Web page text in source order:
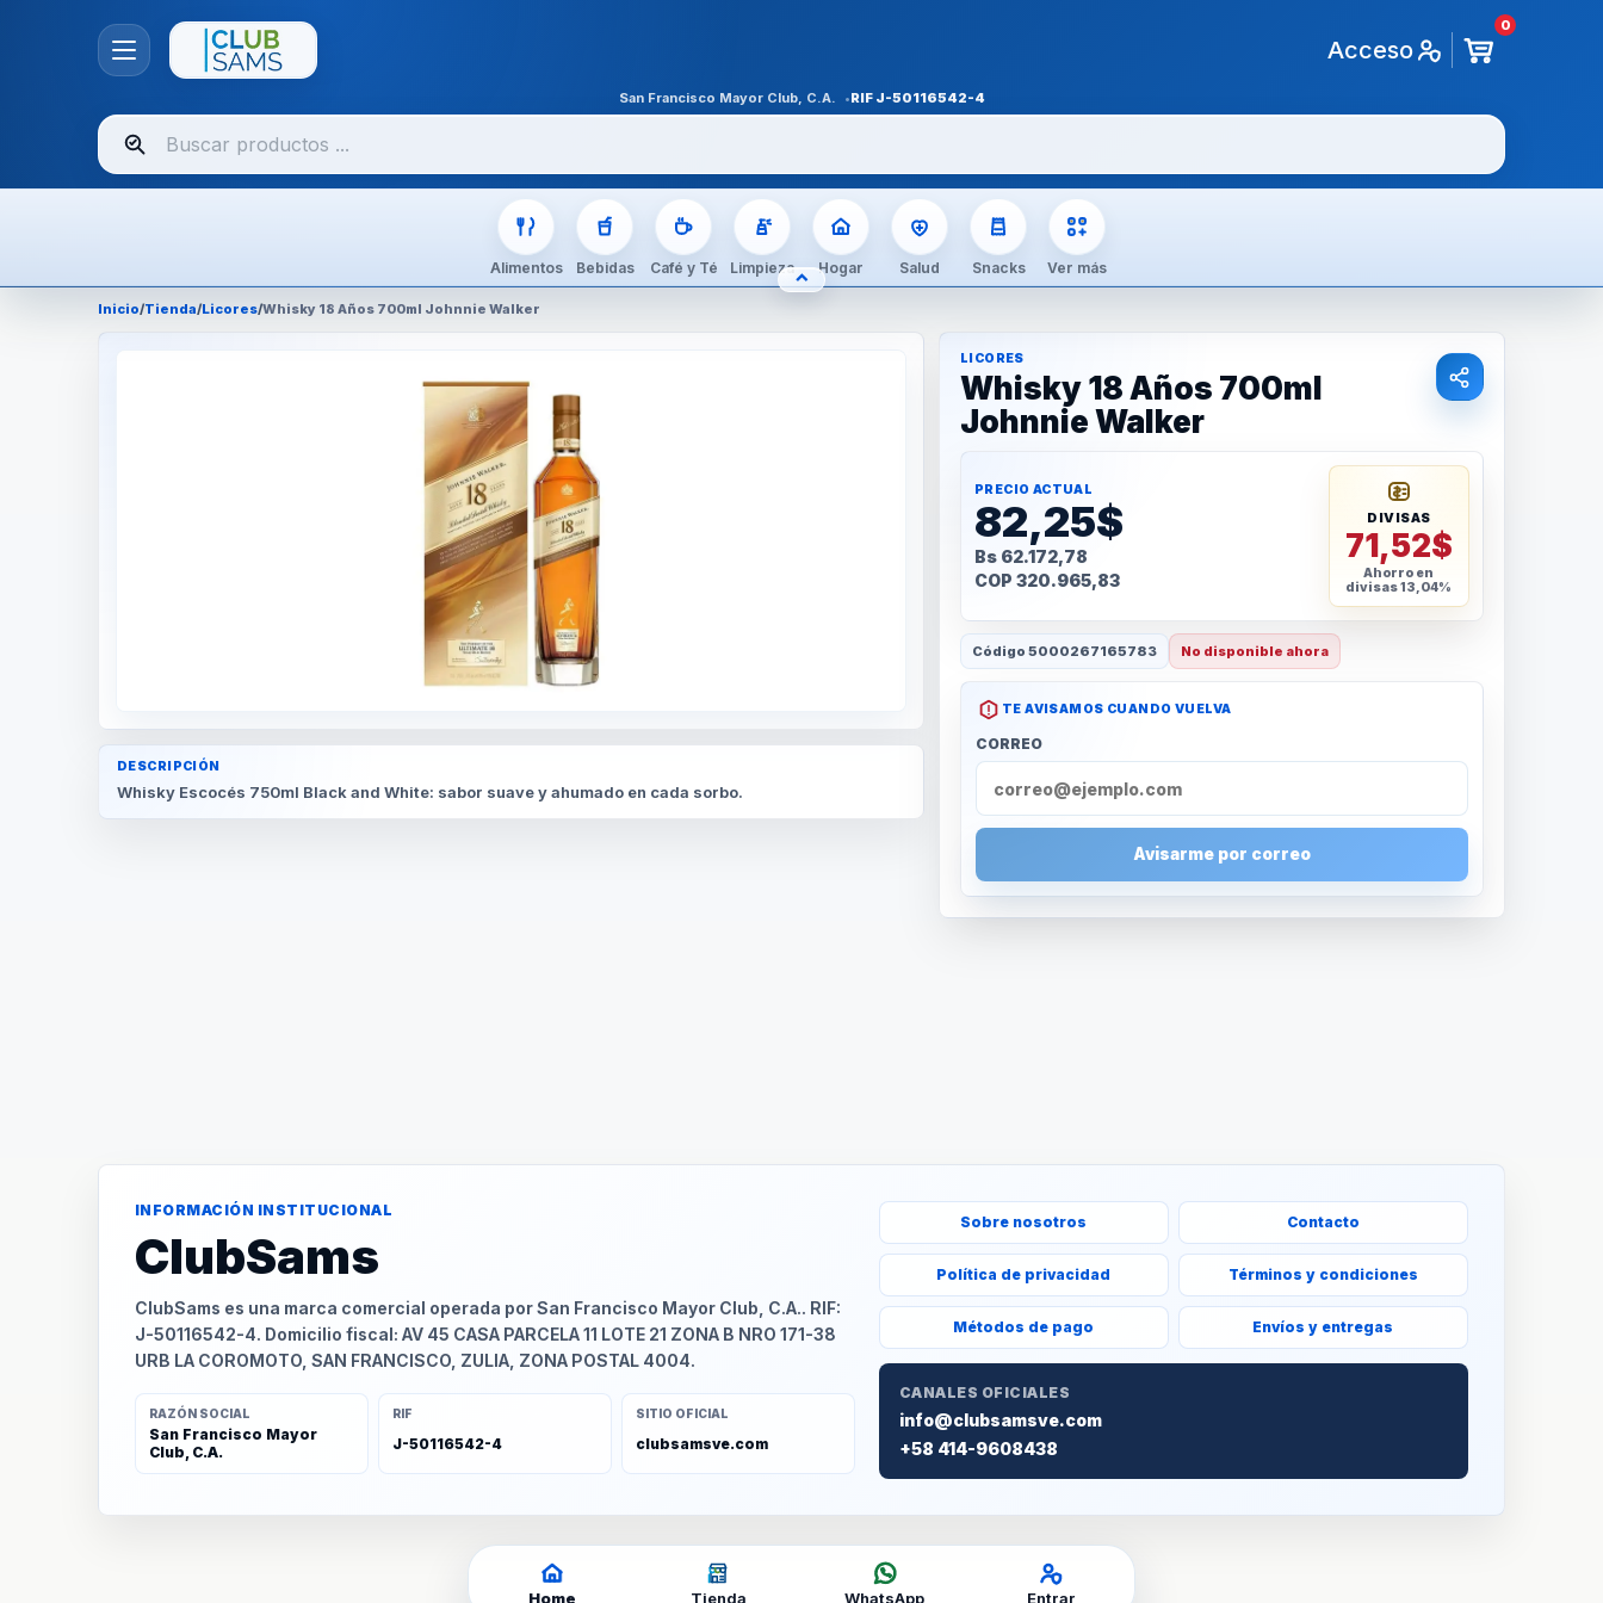
Acceso
0
San Francisco Mayor Club, C.A. RIF J-50116542-4
Buscar
productos
Alimentos Bebidas Café y Té Limpieza Hogar Salud Snacks Ver más
⌃OCULTAR CATEGORÍAS
Inicio/Tienda/Licores/Whisky 18 Años 700ml Johnnie Walker
DESCRIPCIÓN
Whisky Escocés 750ml Black and White: sabor suave y ahumado en cada sorbo.
LICORES
Whisky 18 Años 700ml
Johnnie Walker
PRECIO ACTUAL
82,25$
Bs 62.172,78
COP 320.965,83
DIVISAS
71,52$
Ahorro en
divisas13,04%
Código 5000267165783 No disponible ahora
TE AVISAMOS CUANDO VUELVA
CORREO
Avisarme por correo
INFORMACIÓN INSTITUCIONAL
ClubSams
ClubSams es una marca comercial operada por San Francisco Mayor Club, C.A.. RIF:
J-50116542-4. Domicilio fiscal: AV 45 CASA PARCELA 11 LOTE 21 ZONA B NRO 171-38
URB LA COROMOTO, SAN FRANCISCO, ZULIA, ZONA POSTAL 4004.
RAZÓN SOCIAL
San Francisco Mayor
Club, C.A.
RIF
J-50116542-4
SITIO OFICIAL
clubsamsve.com
Sobre nosotros Contacto
Política de privacidad Términos y condiciones
Métodos de pago Envíos y entregas
CANALES OFICIALES
info@clubsamsve.com
+58 414-9608438
Home Tienda WhatsApp Entrar